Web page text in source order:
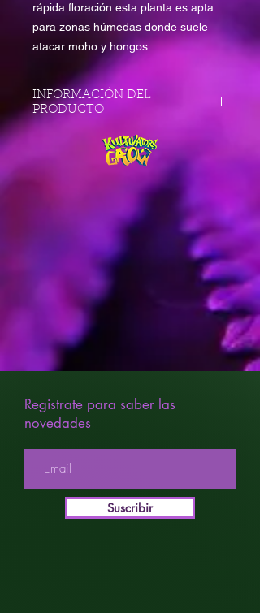
rápida floración esta planta es apta
para zonas húmedas donde suele
atacar moho y hongos.
INFORMACIÓN DEL
PRODUCTO
Variedad: SWS14
Rendimiento interior: 500-650 g/m²
Efectos: Relajante, Creatividad
Gusto: Afrutado, Especias, Skunk,
Registrate para saber las
novedades
Suscribir